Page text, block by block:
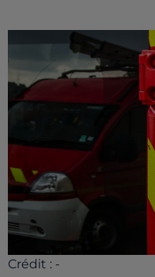
Crédit : -